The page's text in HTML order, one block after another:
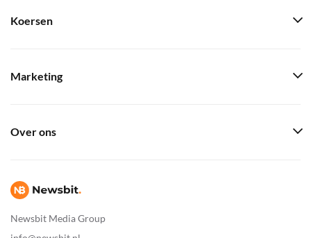
Newsbit Media Group
Koersen
Marketing
Over ons